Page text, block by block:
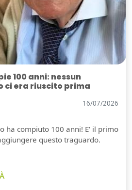
100 anni: nessun
ci era riuscito prima
16/07/2026
ha compiuto 100 anni! E' il primo
questo traguardo.